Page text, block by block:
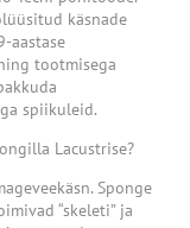
käsnade
aastase
tootmisega
spiikuleid.
Lacustrise?
Sponge
“skeleti” ja